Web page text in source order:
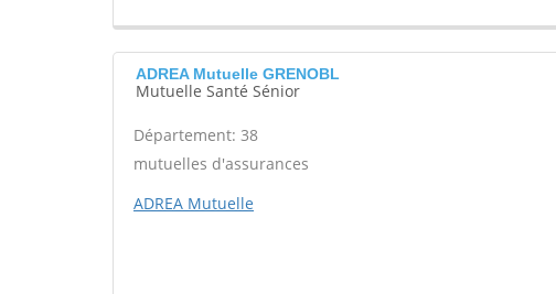
ADREA Mutuelle GRENOBL
Mutuelle Santé Sénior
Département: 38
mutuelles d'assurances
ADREA Mutuelle